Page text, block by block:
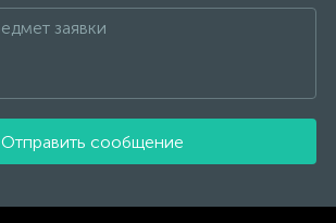
Отправить сообщение